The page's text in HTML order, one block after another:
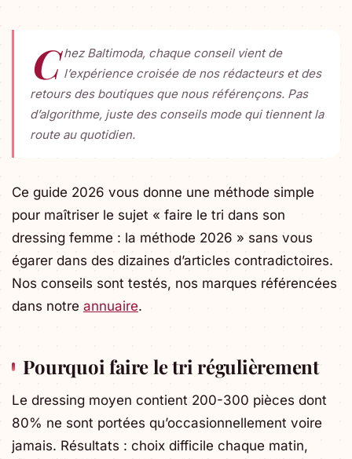
C hez Baltimoda, chaque conseil vient de
l’expérience croisée de nos rédacteurs et des
retours des boutiques que nous référençons. Pas
d’algorithme, juste des conseils mode qui tiennent la
route au quotidien.
Ce guide 2026 vous donne une méthode simple
pour maîtriser le sujet « faire le tri dans son
dressing femme : la méthode 2026 » sans vous
égarer dans des dizaines d’articles contradictoires.
Nos conseils sont testés, nos marques référencées
dans notre annuaire.
Pourquoi faire le tri régulièrement
Le dressing moyen contient 200-300 pièces dont
80% ne sont portées qu’occasionnellement voire
jamais. Résultats : choix difficile chaque matin,